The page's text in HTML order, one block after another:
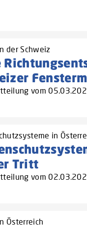
der Schweiz
vom
in
Tritt
vom
Österreich